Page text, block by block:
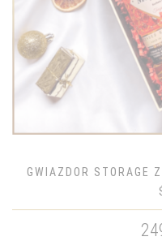
GWIAZDOR STORAGE